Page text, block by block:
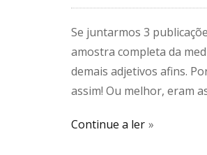
Se juntarmos 3
amostra completa da
demais adjetivos afins.
assim! Ou melhor, eram
Continue a ler